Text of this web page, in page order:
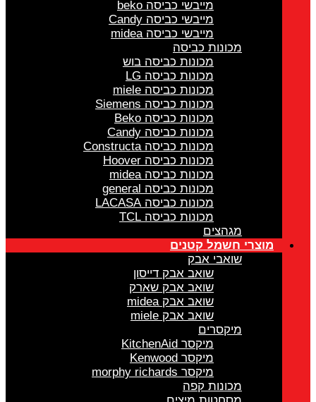
מייבשי כביסה beko
מייבשי כביסה Candy
מייבשי כביסה midea
מכונות כביסה
מכונות כביסה בוש
מכונות כביסה LG
מכונות כביסה miele
מכונות כביסה Siemens
מכונות כביסה Beko
מכונות כביסה Candy
מכונות כביסה Constructa
מכונות כביסה Hoover
מכונות כביסה midea
מכונות כביסה general
מכונות כביסה LACASA
מכונות כביסה TCL
מגהצים
מוצרי חשמל קטנים
שואבי אבק
שואב אבק דייסון
שואב אבק שארק
שואב אבק midea
שואב אבק miele
מיקסרים
מיקסר KitchenAid
מיקסר Kenwood
מיקסר morphy richards
מכונות קפה